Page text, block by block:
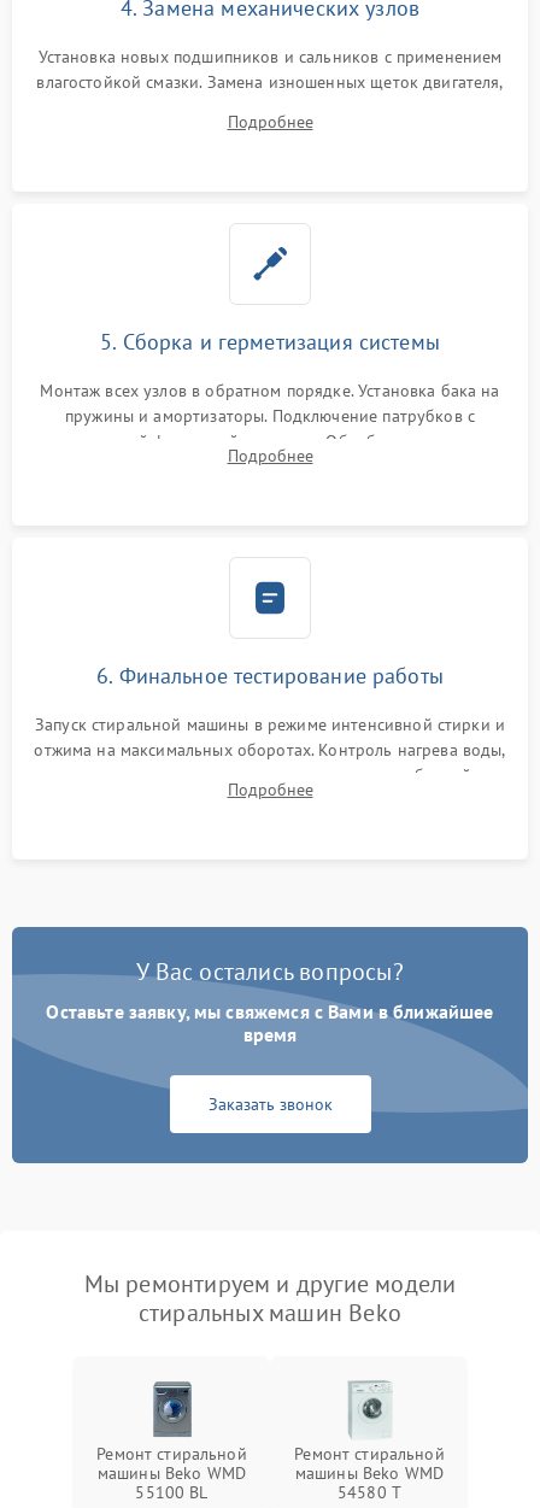
4. Замена механических узлов
Установка новых подшипников и сальников с применением
влагостойкой смазки. Замена изношенных щеток двигателя,
или поврежденной резиновой манжеты.
Подробнее
5. Сборка и герметизация системы
Монтаж всех узлов в обратном порядке. Установка бака на
пружины и амортизаторы. Подключение патрубков с
надежной фиксацией хомутами. Обработка стыков
герметиком для предотвращения возможных протечек воды.
Подробнее
6. Финальное тестирование работы
Запуск стиральной машины в режиме интенсивной стирки и
отжима на максимальных оборотах. Контроль нагрева воды,
корректности слива, отсутствия излишних вибраций,
посторонних стуков и протечек под корпусом.
Подробнее
У Вас остались вопросы?
Оставьте заявку, мы свяжемся с Вами в ближайшее
время
Заказать звонок
Мы ремонтируем и другие модели
стиральных машин Beko
Ремонт стиральной
машины Beko WMD
55100 BL
Ремонт стиральной
машины Beko WMD
54580 T